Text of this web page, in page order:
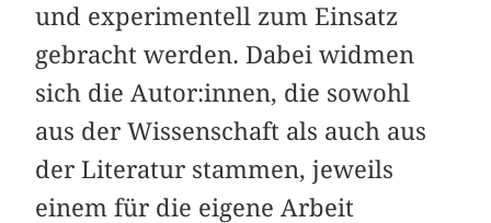
und experimentell zum Einsatz
gebracht werden. Dabei widmen
sich die Autor:innen, die sowohl
aus der Wissenschaft als auch aus
der Literatur stammen, jeweils
einem für die eigene Arbeit